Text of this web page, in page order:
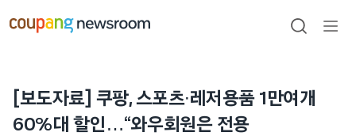
건너뛰기
검색
[보도자료] 쿠팡, 스포츠∙레저용품 1만여개
60%대 할인…“와우회원은 전용